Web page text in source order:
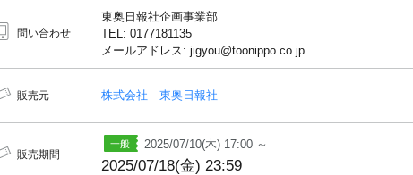
問い合わせ
東奥日報社企画事業部
TEL: 0177181135
メールアドレス: jigyou@toonippo.co.jp
販売元 株式会社 東奥日報社
販売期間
2025/07/10(木) 17:00 ～
2025/07/18(金) 23:59